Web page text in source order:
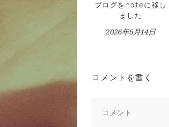
ブログをnoteに移し
ました
2026年6月14日
コメントを書く